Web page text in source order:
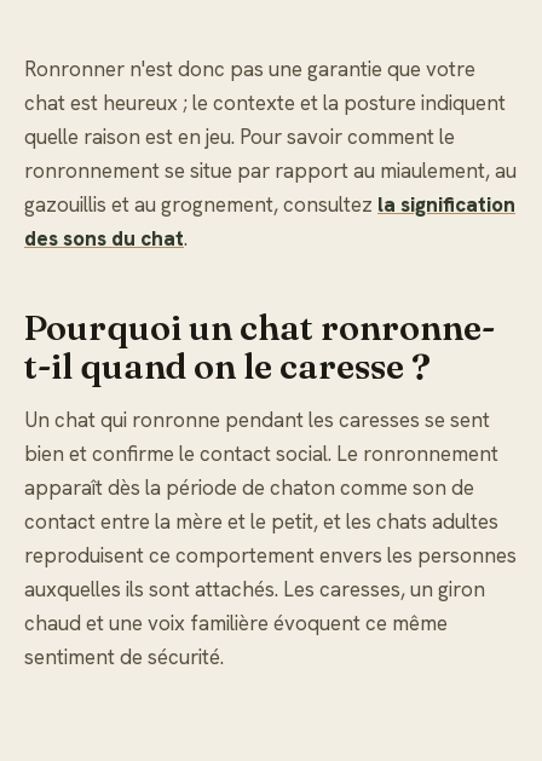
Ronronner n'est donc pas une garantie que votre
chat est heureux ; le contexte et la posture indiquent
quelle raison est en jeu. Pour savoir comment le
ronronnement se situe par rapport au miaulement, au
gazouillis et au grognement, consultez la signification
des sons du chat.
Pourquoi un chat ronronne-
t-il quand on le caresse ?
Un chat qui ronronne pendant les caresses se sent
bien et confirme le contact social. Le ronronnement
apparaît dès la période de chaton comme son de
contact entre la mère et le petit, et les chats adultes
reproduisent ce comportement envers les personnes
auxquelles ils sont attachés. Les caresses, un giron
chaud et une voix familière évoquent ce même
sentiment de sécurité.